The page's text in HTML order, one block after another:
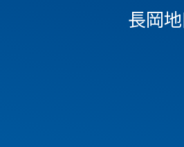
長岡